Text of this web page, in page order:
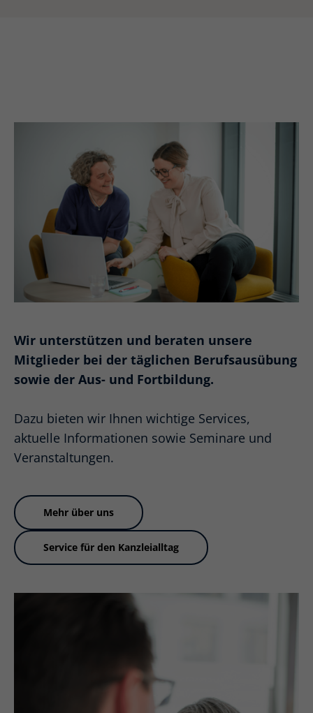
Wir unterstützen und beraten unsere
Mitglieder bei der täglichen Berufsausübung
sowie der Aus- und Fortbildung.
Dazu bieten wir Ihnen wichtige Services,
aktuelle Informationen sowie Seminare und
Veranstaltungen.
Mehr über uns
Service für den Kanzleialltag